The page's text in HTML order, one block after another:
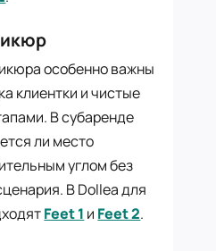
особенно важны
клиентки и чистые
В субаренде
ли место
углом без
В Dollea для
Feet 1 и Feet 2.